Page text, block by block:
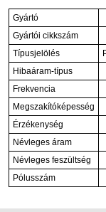
Gyártó
Gyártói cikkszám
Típusjelölés
Hibaáram-típus
Frekvencia
Megszakítóképesség
Érzékenység
Névleges áram
Névleges feszültség
Pólusszám